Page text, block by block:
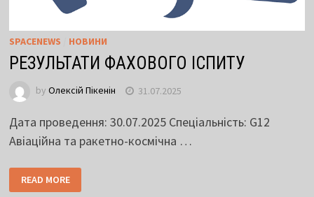
SPACENEWS НОВИНИ
РЕЗУЛЬТАТИ ФАХОВОГО ІСПИТУ
by Олексій Пікенін 31.07.2025
Дата проведення: 30.07.2025 Спеціальність: G12
Авіаційна та ракетно-космічна …
READ MORE